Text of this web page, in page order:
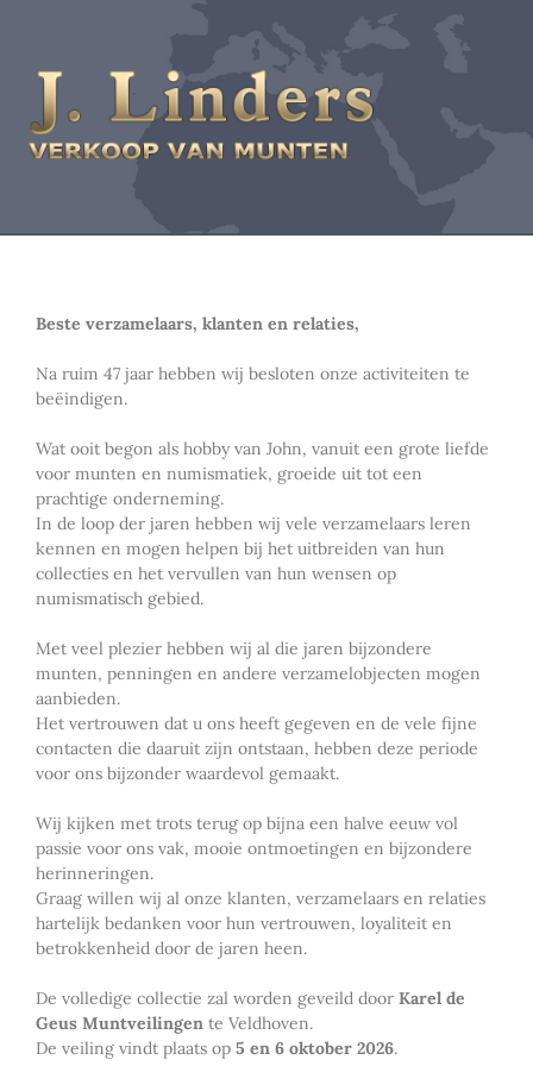
Beste verzamelaars, klanten en relaties,
Na ruim 47 jaar hebben wij besloten onze activiteiten te
beëindigen.
Wat ooit begon als hobby van John, vanuit een grote liefde
voor munten en numismatiek, groeide uit tot een
prachtige onderneming.
In de loop der jaren hebben wij vele verzamelaars leren
kennen en mogen helpen bij het uitbreiden van hun
collecties en het vervullen van hun wensen op
numismatisch gebied.
Met veel plezier hebben wij al die jaren bijzondere
munten, penningen en andere verzamelobjecten mogen
aanbieden.
Het vertrouwen dat u ons heeft gegeven en de vele fijne
contacten die daaruit zijn ontstaan, hebben deze periode
voor ons bijzonder waardevol gemaakt.
Wij kijken met trots terug op bijna een halve eeuw vol
passie voor ons vak, mooie ontmoetingen en bijzondere
herinneringen.
Graag willen wij al onze klanten, verzamelaars en relaties
hartelijk bedanken voor hun vertrouwen, loyaliteit en
betrokkenheid door de jaren heen.
De volledige collectie zal worden geveild door Karel de
Geus Muntveilingen te Veldhoven.
De veiling vindt plaats op 5 en 6 oktober 2026.